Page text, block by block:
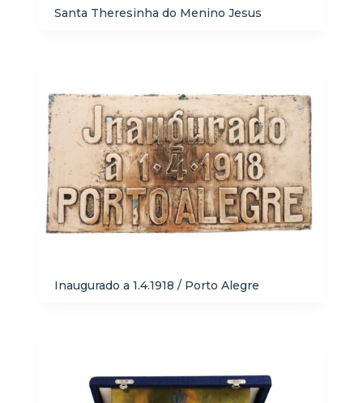
Santa Theresinha do Menino Jesus
Inaugurado a 1.4.1918 / Porto Alegre